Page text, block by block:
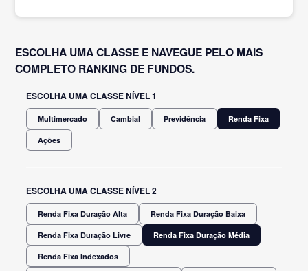
ESCOLHA UMA CLASSE E NAVEGUE PELO MAIS
COMPLETO RANKING DE FUNDOS.
ESCOLHA UMA CLASSE NÍVEL 1
Multimercado Cambial Previdência Renda Fixa
Ações
ESCOLHA UMA CLASSE NÍVEL 2
Renda Fixa Duração Alta Renda Fixa Duração Baixa
Renda Fixa Duração Livre Renda Fixa Duração Média
Renda Fixa Indexados